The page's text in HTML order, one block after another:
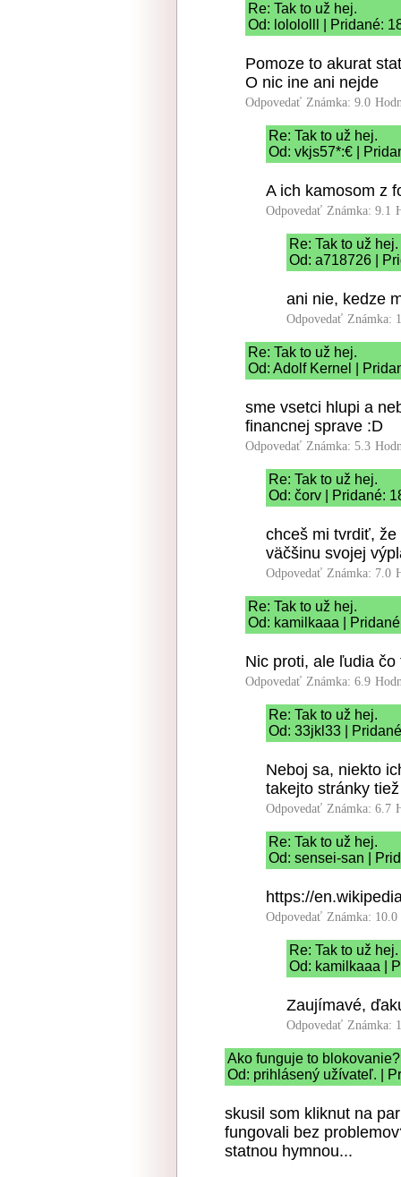
Re: Tak to už hej.
Od: lolololll | Pridané:
Pomoze to akurat
O nic ine ani nejde
Odpovedať Známka: 9.0
Re: Tak to už hej.
Od: vkjs57*:€ |
A ich kamosom z
Odpovedať Známka: 9.1
Re: Tak to už hej.
Od: a718726 |
ani nie, kedze
Odpovedať Známka:
Re: Tak to už hej.
Od: Adolf Kernel |
sme vsetci hlupi a
financnej sprave :D
Odpovedať Známka: 5.3
Re: Tak to už hej.
Od: čorv | Pridané:
chceš mi tvrdiť,
väčšinu svojej
Odpovedať Známka: 7.0
Re: Tak to už hej.
Od: kamilkaaa |
Nic proti, ale ľudia
Odpovedať Známka: 6.9
Re: Tak to už hej.
Od: 33jkl33 |
Neboj sa, niekto
takejto stránky
Odpovedať Známka: 6.7
Re: Tak to už hej.
Od: sensei-san |
https://
Odpovedať Známka: 10.0
Re: Tak to už hej.
Od: kamilkaaa |
Zaujímavé,
Odpovedať Známka:
Ako funguje to blokovanie?
Od: prihlásený užívateľ. |
skusil som kliknut na
fungovali bez
statnou hymnou...